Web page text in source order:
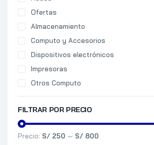
Ofertas
Almacenamiento
Computo y Accesorios
Dispositivos electrónicos
Impresoras
Otros Computo
FILTRAR POR PRECIO
Precio: S/ 250 — S/ 800